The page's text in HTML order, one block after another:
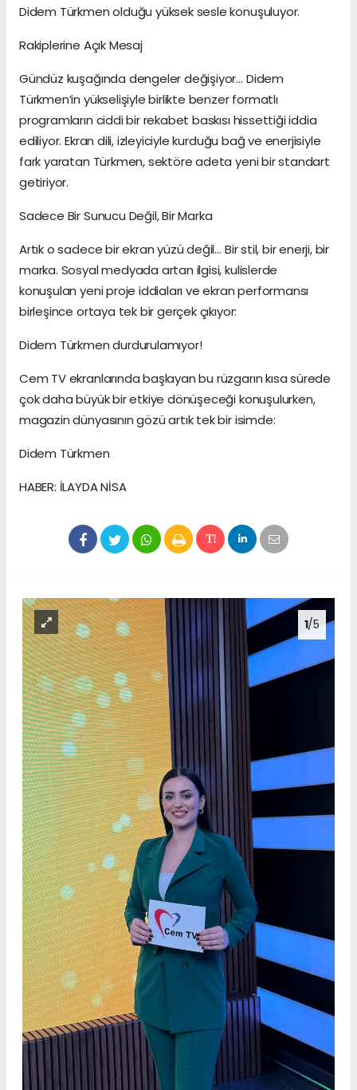
Didem Türkmen olduğu yüksek sesle konuşuluyor.
Rakiplerine Açık Mesaj
Gündüz kuşağında dengeler değişiyor… Didem
Türkmen’in yükselişiyle birlikte benzer formatlı
programların ciddi bir rekabet baskısı hissettiği iddia
ediliyor. Ekran dili, izleyiciyle kurduğu bağ ve enerjisiyle
fark yaratan Türkmen, sektöre adeta yeni bir standart
getiriyor.
Sadece Bir Sunucu Değil, Bir Marka
Artık o sadece bir ekran yüzü değil… Bir stil, bir enerji, bir
marka. Sosyal medyada artan ilgisi, kulislerde
konuşulan yeni proje iddiaları ve ekran performansı
birleşince ortaya tek bir gerçek çıkıyor:
Didem Türkmen durdurulamıyor!
Cem TV ekranlarında başlayan bu rüzgarın kısa sürede
çok daha büyük bir etkiye dönüşeceği konuşulurken,
magazin dünyasının gözü artık tek bir isimde:
Didem Türkmen
HABER: İLAYDA NİSA
1/5